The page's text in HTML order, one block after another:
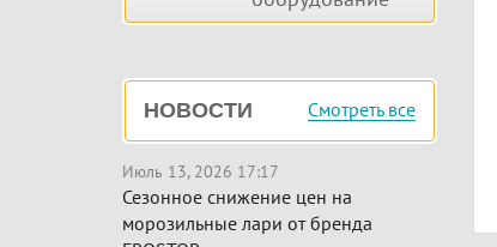
НОВОСТИ Смотреть все
Июль 13, 2026 17:17
Сезонное снижение цен на
морозильные лари от бренда